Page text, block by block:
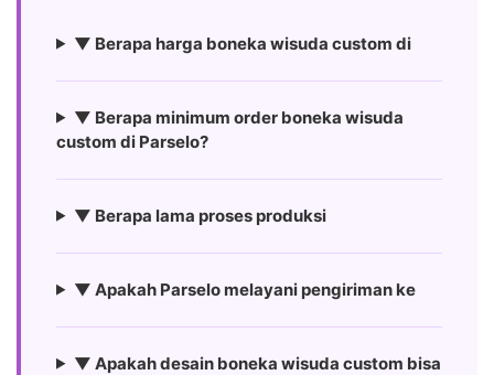
▼ Berapa harga boneka wisuda custom di
▼ Berapa minimum order boneka wisuda
custom di Parselo?
▼ Berapa lama proses produksi
▼ Apakah Parselo melayani pengiriman ke
▼ Apakah desain boneka wisuda custom bisa